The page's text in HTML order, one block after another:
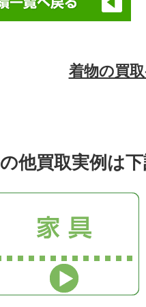
着物の買
他買取実例は